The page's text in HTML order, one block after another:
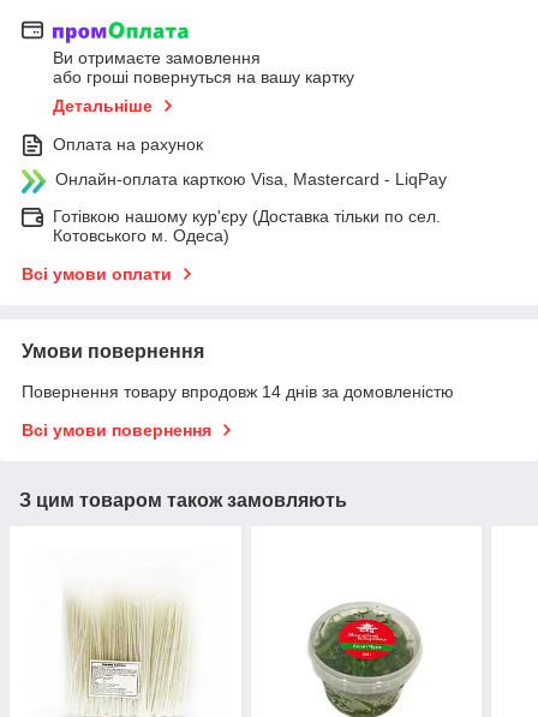
Ви отримаєте замовлення
або гроші повернуться на вашу картку
Детальніше
Оплата на рахунок
Онлайн-оплата карткою Visa, Mastercard - LiqPay
Готівкою нашому кур'єру (Доставка тільки по сел.
Котовського м. Одеса)
Всі умови оплати
Умови повернення
Повернення товару впродовж 14 днів за домовленістю
Всі умови повернення
З цим товаром також замовляють